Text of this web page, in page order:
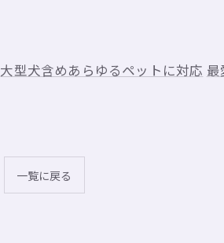
大型犬含めあらゆるペットに対応
一覧に戻る